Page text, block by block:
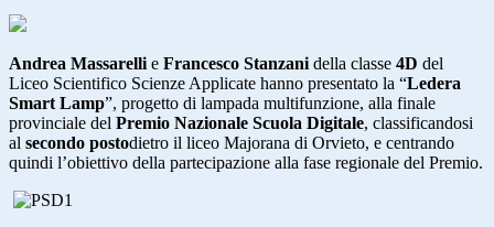
Andrea Massarelli e Francesco Stanzani della classe 4D del
Liceo Scientifico Scienze Applicate hanno presentato la “Ledera
Smart Lamp”, progetto di lampada multifunzione, alla finale
provinciale del Premio Nazionale Scuola Digitale, classificandosi
al secondo postodietro il liceo Majorana di Orvieto, e centrando
quindi l’obiettivo della partecipazione alla fase regionale del Premio.